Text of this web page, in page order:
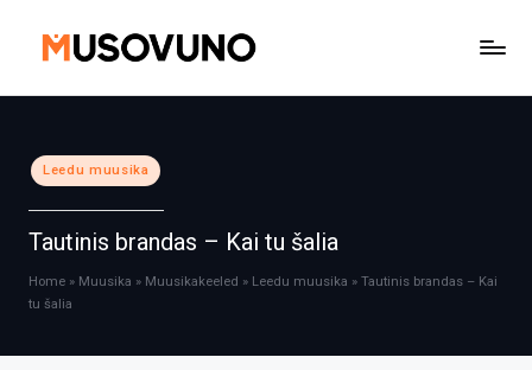
Posted
in
Leedu muusika
Tautinis brandas – Kai tu šalia
Home » Muusika » Muusikakeeled » Leedu muusika » Tautinis brandas – Kai
tu šalia